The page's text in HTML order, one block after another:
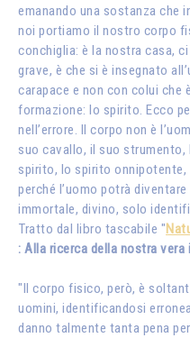
emanando una sostanza che
noi portiamo il nostro corpo
conchiglia: è la nostra casa,
grave, è che si è insegnato
carapace e non con colui
formazione: lo spirito. Ecco
nell’errore. Il corpo non è
suo cavallo, il suo strumento,
spirito, lo spirito
perché l’uomo potrà
immortale, divino, solo
Tratto dal libro tascabile "
: Alla ricerca della nostra vera
"Il corpo fisico, però, è
uomini, identificandosi
danno talmente tanta pena